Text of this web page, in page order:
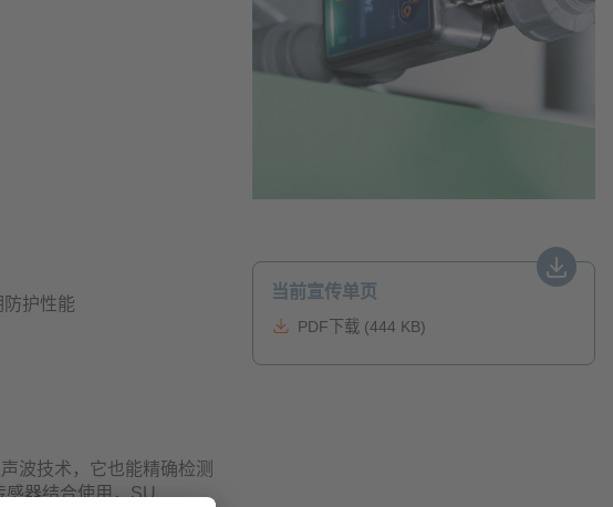
护性能
波技术，它也能精确检测
感器结合使用，SU
当前宣传单页
PDF下载 (444 KB)